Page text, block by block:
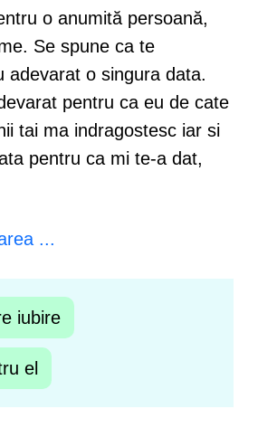
o anumită persoană,
Se spune ca te
adevarat o singura data.
pentru ca eu de cate
tai ma indragostesc iar si
pentru ca mi te-a dat,
...
iubire
el